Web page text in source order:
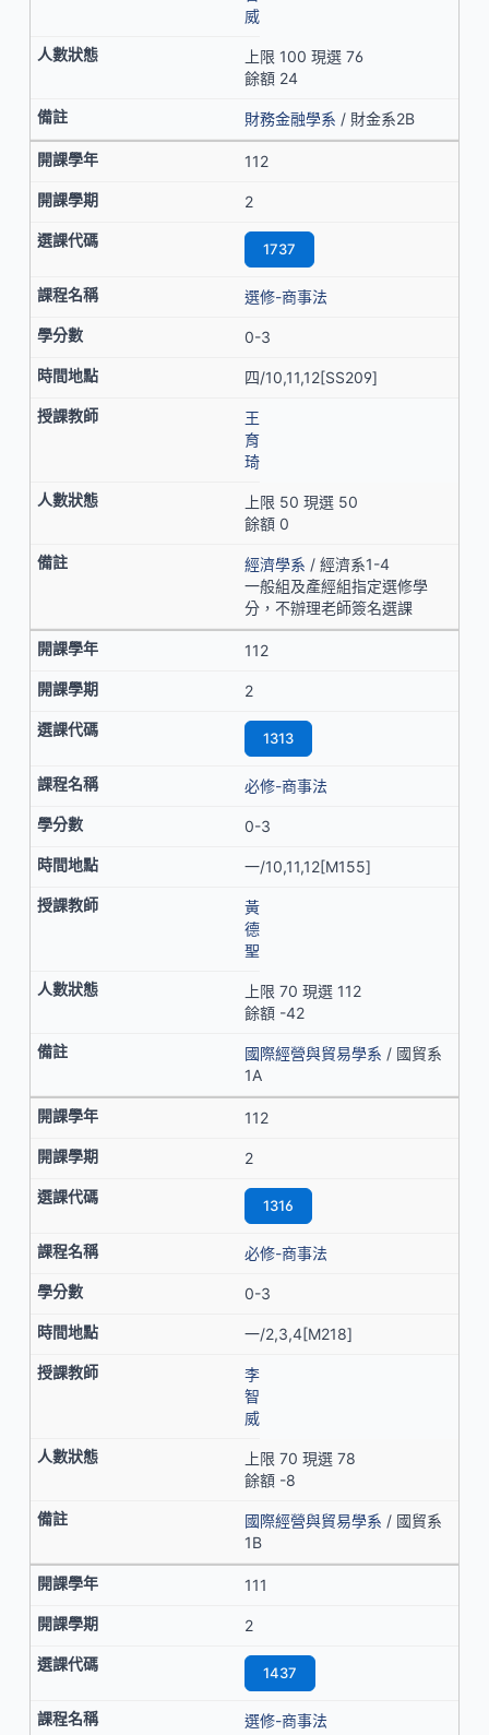
威
上限 100 現選 76
餘額 24
財務金融學系 / 財金系2B
112
2
1737
選修-商事法
0-3
四/10,11,12[SS209]
王
育
琦
上限 50 現選 50
餘額 0
經濟學系 / 經濟系1-4
一般組及產經組指定選修學
分，不辦理老師簽名選課
112
2
1313
必修-商事法
0-3
一/10,11,12[M155]
黃
德
聖
上限 70 現選 112
餘額 -42
國際經營與貿易學系 / 國貿系
1A
112
2
1316
必修-商事法
0-3
一/2,3,4[M218]
李
智
威
上限 70 現選 78
餘額 -8
國際經營與貿易學系 / 國貿系
1B
111
2
1437
選修-商事法